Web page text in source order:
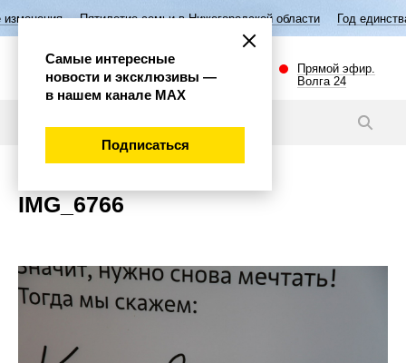
Пятилетие семьи в Нижегородской области Год
Прямой эфир.
Волга 24
IMG_6766
Самые интересные
новости и эксклюзивы —
в нашем канале МАХ
Подписаться